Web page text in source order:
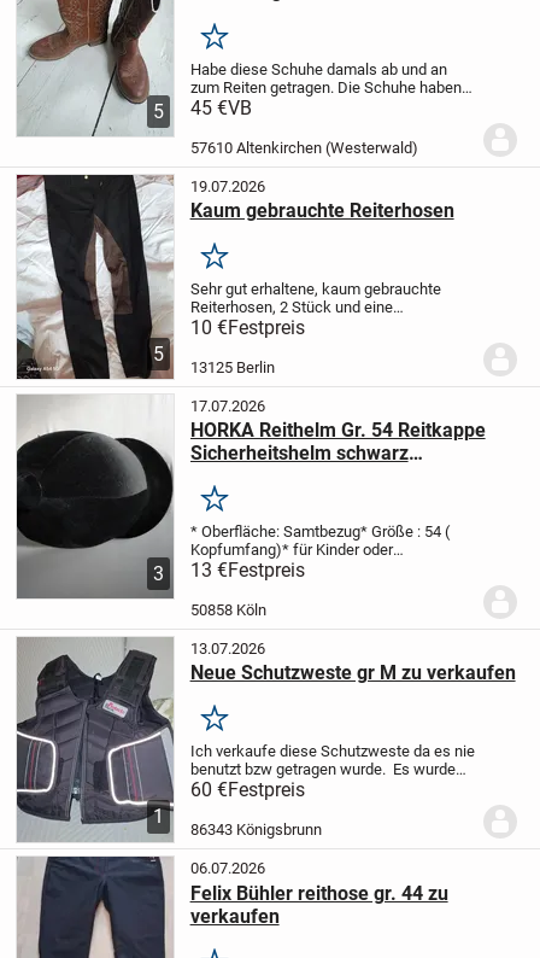
5
Merken
Habe diese Schuhe damals ab und an
zum Reiten getragen. Die Schuhe haben
keine Mängel außer dass die etwas
türkis. Bei Interesse und Fragen gerne
45 €VB
57610 Altenkirchen (Westerwald)
5
19.07.2026
Kaum gebrauchte Reiterhosen
Merken
Sehr gut erhaltene, kaum gebrauchte
Reiterhosen, 2 Stück und eine
ReiterlegginsGröße S
Hände zu verkaufen :)
10 €Festpreis
13125 Berlin
3
17.07.2026
HORKA Reithelm Gr. 54 Reitkappe
Sicherheitshelm schwarz
Merken
* Oberfläche: Samtbezug* Größe : 54 (
Kopfumfang)* für Kinder oder
Jugendliche* kaum getragen
Nichtraucherhaushalt
13 €Festpreis
50858 Köln
1
13.07.2026
Neue Schutzweste gr M zu verkaufen
Merken
Ich verkaufe diese Schutzweste da es nie
benutzt bzw getragen wurde. Es wurde
gekauft, aber nie getragen. Um im
Schrank herum zu hängen, ist es ja zu
schade.Im Laden kostet es 90€
60 €Festpreis
86343 Königsbrunn
06.07.2026
Felix Bühler reithose gr. 44 zu
verkaufen